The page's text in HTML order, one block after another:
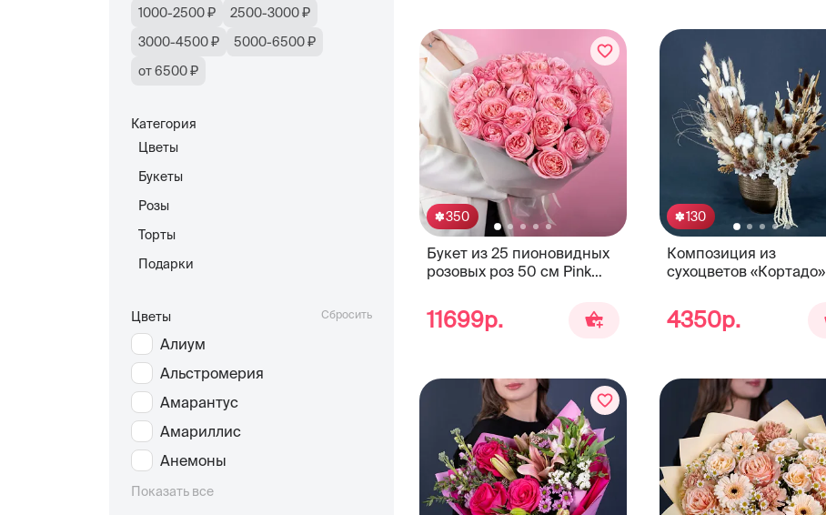
1000-2500 ₽
2500-3000 ₽
3000-4500 ₽
5000-6500 ₽
от 6500 ₽
Категория
Цветы
Букеты
Розы
Торты
Подарки
Цветы Сбросить
Алиум
Альстромерия
Амарантус
Амариллис
Анемоны
Показать все
350
Букет из 25 пионовидных
розовых роз 50 см Pink
11699р.
130
Композиция из
сухоцветов «Кортадо»
4350р.